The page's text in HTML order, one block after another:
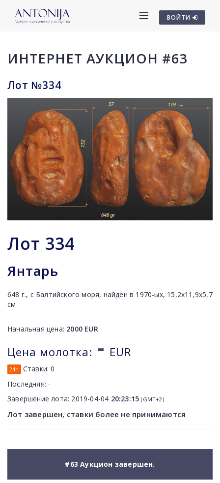
ВОЙТИ
ИНТЕРНЕТ АУКЦИОН #63
Лот №334
Лот 334
Янтарь
648 г., с Балтийского моря, найден в 1970-ых, 15,2x11,9x5,7
cм
Начальная цена: 2000 EUR
Цена молотка: - EUR
24h Ставки:0
Последняя: -
Завершение лота: 2019-04-04 20:23:15 (GMT+2)
Лот завершен, ставки более не принимаются
#63 Аукцион завершен.